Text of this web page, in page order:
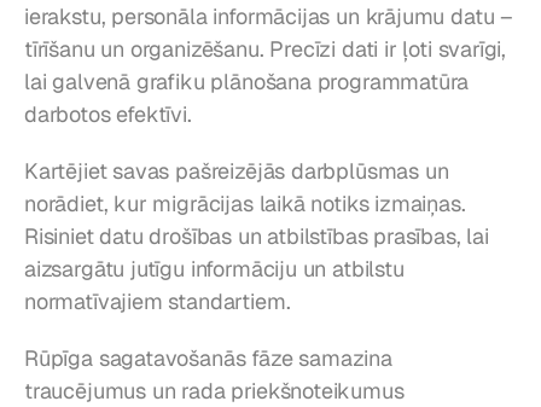
ierakstu, personāla informācijas un krājumu datu –
tīrīšanu un organizēšanu. Precīzi dati ir ļoti svarīgi,
lai galvenā grafiku plānošana programmatūra
darbotos efektīvi.
Kartējiet savas pašreizējās darbplūsmas un
norādiet, kur migrācijas laikā notiks izmaiņas.
Risiniet datu drošības un atbilstības prasības, lai
aizsargātu jutīgu informāciju un atbilstu
normatīvajiem standartiem.
Rūpīga sagatavošanās fāze samazina
traucējumus un rada priekšnoteikumus